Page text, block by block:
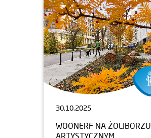
30.10.2025
WOONERF NA ŻOLIBORZU
ARTYSTYCZNYM